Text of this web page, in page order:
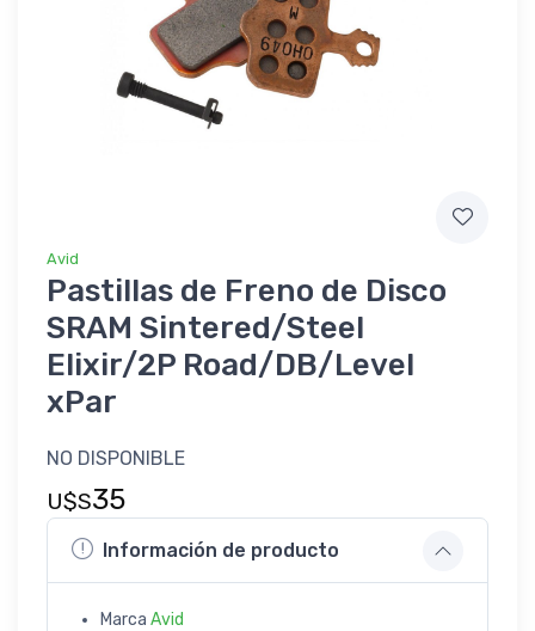
Avid
Pastillas de Freno de Disco
SRAM Sintered/Steel
Elixir/2P Road/DB/Level
xPar
NO DISPONIBLE
U$S35
Información de producto
Marca Avid